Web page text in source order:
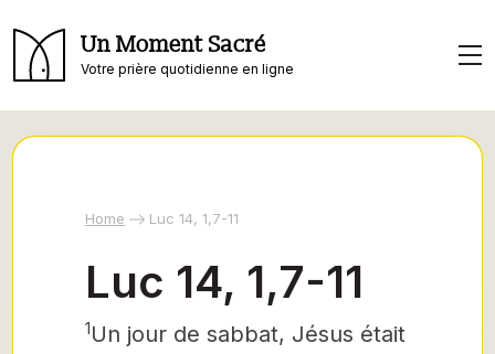
Un Moment Sacré
Votre prière quotidienne en ligne
Home Luc 14, 1,7-11
Luc 14, 1,7-11
1Un jour de sabbat, Jésus était